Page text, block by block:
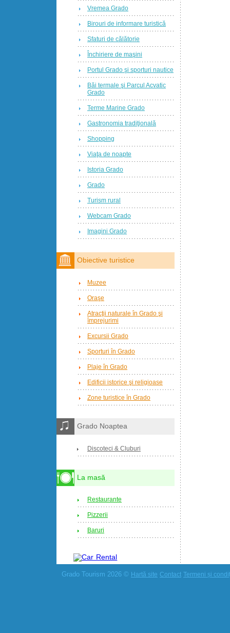
Vremea Grado
Birouri de informare turistică
Sfaturi de călătorie
Închiriere de maşini
Portul Grado şi sporturi nautice
Băi termale şi Parcul Acvatic
Grado
Terme Marine Grado
Gastronomia tradiţională
Shopping
Viaţa de noapte
Istoria Grado
Grado
Turism rural
Webcam Grado
Imagini Grado
Obiective turistice
Muzee
Oraşe
Atracţii naturale în Grado şi
împrejurimi
Excursii Grado
Sporturi în Grado
Plaje în Grado
Edificii istorice şi religioase
Zone turistice în Grado
Grado Noaptea
Discoteci & Cluburi
La masă
Restaurante
Pizzerii
Baruri
Grado Tourism 2026 © Hartă site Contact Termeni și